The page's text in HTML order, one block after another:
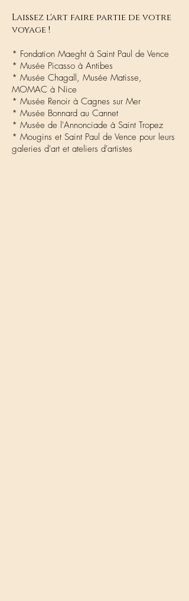
Laissez l'art faire partie de votre
voyage !
* Fondation Maeght à Saint Paul de Vence
* Musée Picasso à Antibes
* Musée Chagall, Musée Matisse,
MOMAC à Nice
* Musée Renoir à Cagnes sur Mer
* Musée Bonnard au Cannet
* Musée de l'Annonciade à Saint Tropez
* Mougins et Saint Paul de Vence pour leurs
galeries d'art et ateliers d'artistes